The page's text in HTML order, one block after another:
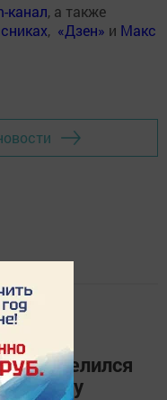
канал, а также
, «Дзен» и Макс
поделился
зиму